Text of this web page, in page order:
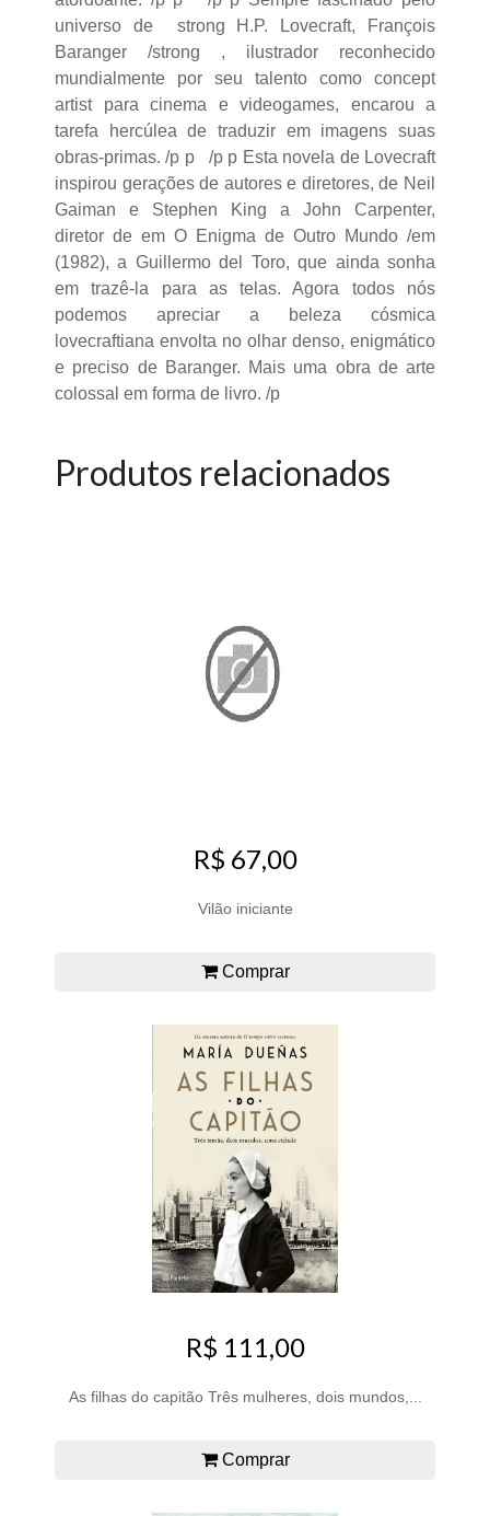
universo de strong H.P. Lovecraft, François
Baranger /strong , ilustrador reconhecido
mundialmente por seu talento como concept
artist para cinema e videogames, encarou a
tarefa hercúlea de traduzir em imagens suas
obras-primas. /p p /p p Esta novela de Lovecraft
inspirou gerações de autores e diretores, de Neil
Gaiman e Stephen King a John Carpenter,
diretor de em O Enigma de Outro Mundo /em
(1982), a Guillermo del Toro, que ainda sonha
em trazê-la para as telas. Agora todos nós
podemos apreciar a beleza cósmica
lovecraftiana envolta no olhar denso, enigmático
e preciso de Baranger. Mais uma obra de arte
colossal em forma de livro. /p
Produtos relacionados
R$ 67,00
Vilão iniciante
Comprar
R$ 111,00
As filhas do capitão Três mulheres, dois mundos,...
Comprar